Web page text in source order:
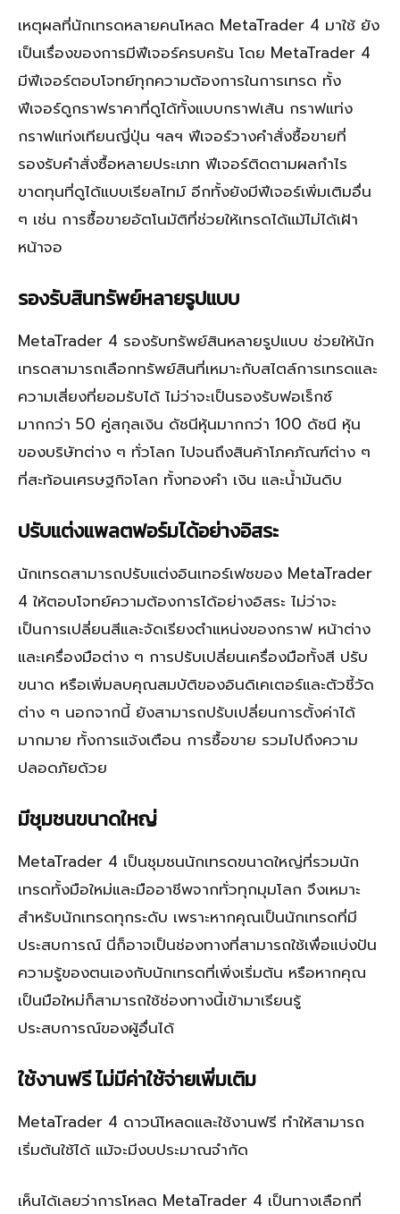
เหตุผลที่นักเทรดหลายคนโหลด MetaTrader 4 มาใช้ ยัง
เป็นเรื่องของการมีฟีเจอร์ครบครัน โดย MetaTrader 4
มีฟีเจอร์ตอบโจทย์ทุกความต้องการในการเทรด ทั้ง
ฟีเจอร์ดูกราฟราคาที่ดูได้ทั้งแบบกราฟเส้น กราฟแท่ง
กราฟแท่งเทียนญี่ปุ่น ฯลฯ ฟีเจอร์วางคำสั่งซื้อขายที่
รองรับคำสั่งซื้อหลายประเภท ฟีเจอร์ติดตามผลกำไร
ขาดทุนที่ดูได้แบบเรียลไทม์ อีกทั้งยังมีฟีเจอร์เพิ่มเติมอื่น
ๆ เช่น การซื้อขายอัตโนมัติที่ช่วยให้เทรดได้แม้ไม่ได้เฝ้า
หน้าจอ
รองรับสินทรัพย์หลายรูปแบบ
MetaTrader 4 รองรับทรัพย์สินหลายรูปแบบ ช่วยให้นัก
เทรดสามารถเลือกทรัพย์สินที่เหมาะกับสไตล์การเทรดและ
ความเสี่ยงที่ยอมรับได้ ไม่ว่าจะเป็นรองรับฟอเร็กซ์
มากกว่า 50 คู่สกุลเงิน ดัชนีหุ้นมากกว่า 100 ดัชนี หุ้น
ของบริษัทต่าง ๆ ทั่วโลก ไปจนถึงสินค้าโภคภัณฑ์ต่าง ๆ
ที่สะท้อนเศรษฐกิจโลก ทั้งทองคำ เงิน และน้ำมันดิบ
ปรับแต่งแพลตฟอร์มได้อย่างอิสระ
นักเทรดสามารถปรับแต่งอินเทอร์เฟซของ MetaTrader
4 ให้ตอบโจทย์ความต้องการได้อย่างอิสระ ไม่ว่าจะ
เป็นการเปลี่ยนสีและจัดเรียงตำแหน่งของกราฟ หน้าต่าง
และเครื่องมือต่าง ๆ การปรับเปลี่ยนเครื่องมือทั้งสี ปรับ
ขนาด หรือเพิ่มลบคุณสมบัติของอินดิเคเตอร์และตัวชี้วัด
ต่าง ๆ นอกจากนี้ ยังสามารถปรับเปลี่ยนการตั้งค่าได้
มากมาย ทั้งการแจ้งเตือน การซื้อขาย รวมไปถึงความ
ปลอดภัยด้วย
มีชุมชนขนาดใหญ่
MetaTrader 4 เป็นชุมชนนักเทรดขนาดใหญ่ที่รวมนัก
เทรดทั้งมือใหม่และมืออาชีพจากทั่วทุกมุมโลก จึงเหมาะ
สำหรับนักเทรดทุกระดับ เพราะหากคุณเป็นนักเทรดที่มี
ประสบการณ์ นี่ก็อาจเป็นช่องทางที่สามารถใช้เพื่อแบ่งปัน
ความรู้ของตนเองกับนักเทรดที่เพิ่งเริ่มต้น หรือหากคุณ
เป็นมือใหม่ก็สามารถใช้ช่องทางนี้เข้ามาเรียนรู้
ประสบการณ์ของผู้อื่นได้
ใช้งานฟรี ไม่มีค่าใช้จ่ายเพิ่มเติม
MetaTrader 4 ดาวน์โหลดและใช้งานฟรี ทำให้สามารถ
เริ่มต้นใช้ได้ แม้จะมีงบประมาณจำกัด
เห็นได้เลยว่าการโหลด MetaTrader 4 เป็นทางเลือกที่